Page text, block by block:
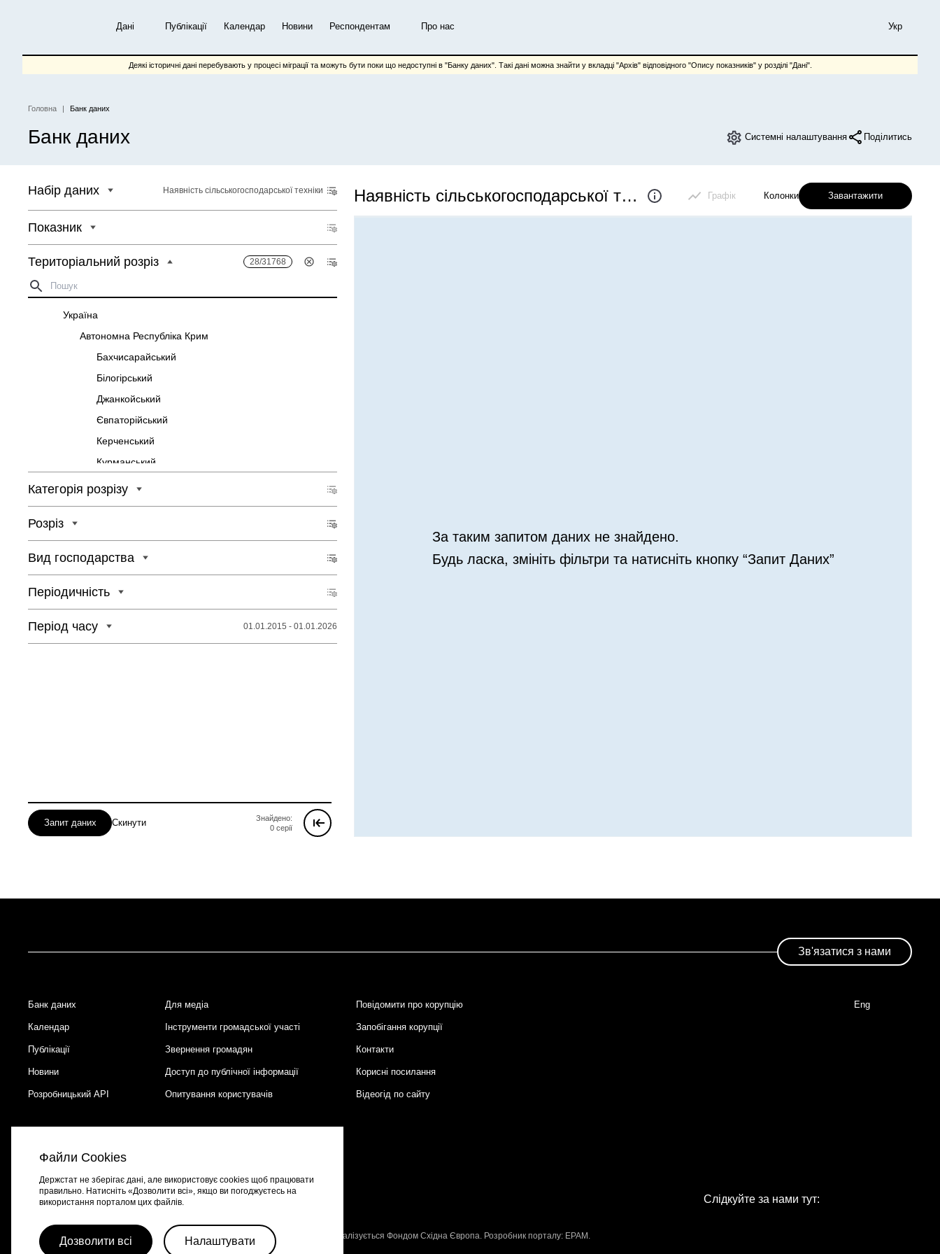
Дані Публікації Календар Новини Респондентам Про нас Укр
Деякі історичні дані перебувають у процесі міграції та можуть бути поки що недоступні в "Банку даних". Такі дані можна знайти у вкладці "Архів" відповідного "Опису показників" у розділі "Дані".
Рядок
навіґації
Головна Банк даних
Банк даних Системні налаштування Поділитись
Набір даних Наявність сільськогосподарської техніки
Показник
Територіальний розріз 28/31768
Україна
Автономна Республіка Крим
Бахчисарайський
Білогірський
Джанкойський
Євпаторійський
Керченський
Курманський
Перекопський
Сімферопольський
Вінницька
Вінницький
Гайсинський
Жмеринський
Категорія розрізу
Розріз
Вид господарства
Періодичність
Період часу 01.01.2015 - 01.01.2026
Запит даних Скинути
Знайдено:
0 серії
Наявність сільськогосподарської техніки Графік Колонки Завантажити
За таким запитом даних не знайдено.
Будь ласка, змініть фільтри та натисніть кнопку “Запит Даних”
Зв'язатися з нами
Footer
Банк даних Для медіа Повідомити про корупцію
Календар Інструменти громадської участі Запобігання корупції
Публікації Звернення громадян Контакти
Новини Доступ до публічної інформації Корисні посилання
Розробницький API Опитування користувачів Відеогід по сайту
Eng
Портал створено за підтримки швейцарсько-української програми , що реалізується Фондом Східна Європа. Розробник порталу: EPAM .
Слідкуйте за нами тут:
Файли Cookies
Держстат не зберігає дані, але використовує cookies щоб працювати
правильно. Натисніть «Дозволити всі», якщо ви погоджуєтесь на
використання порталом цих файлів.
Дозволити всі Налаштувати